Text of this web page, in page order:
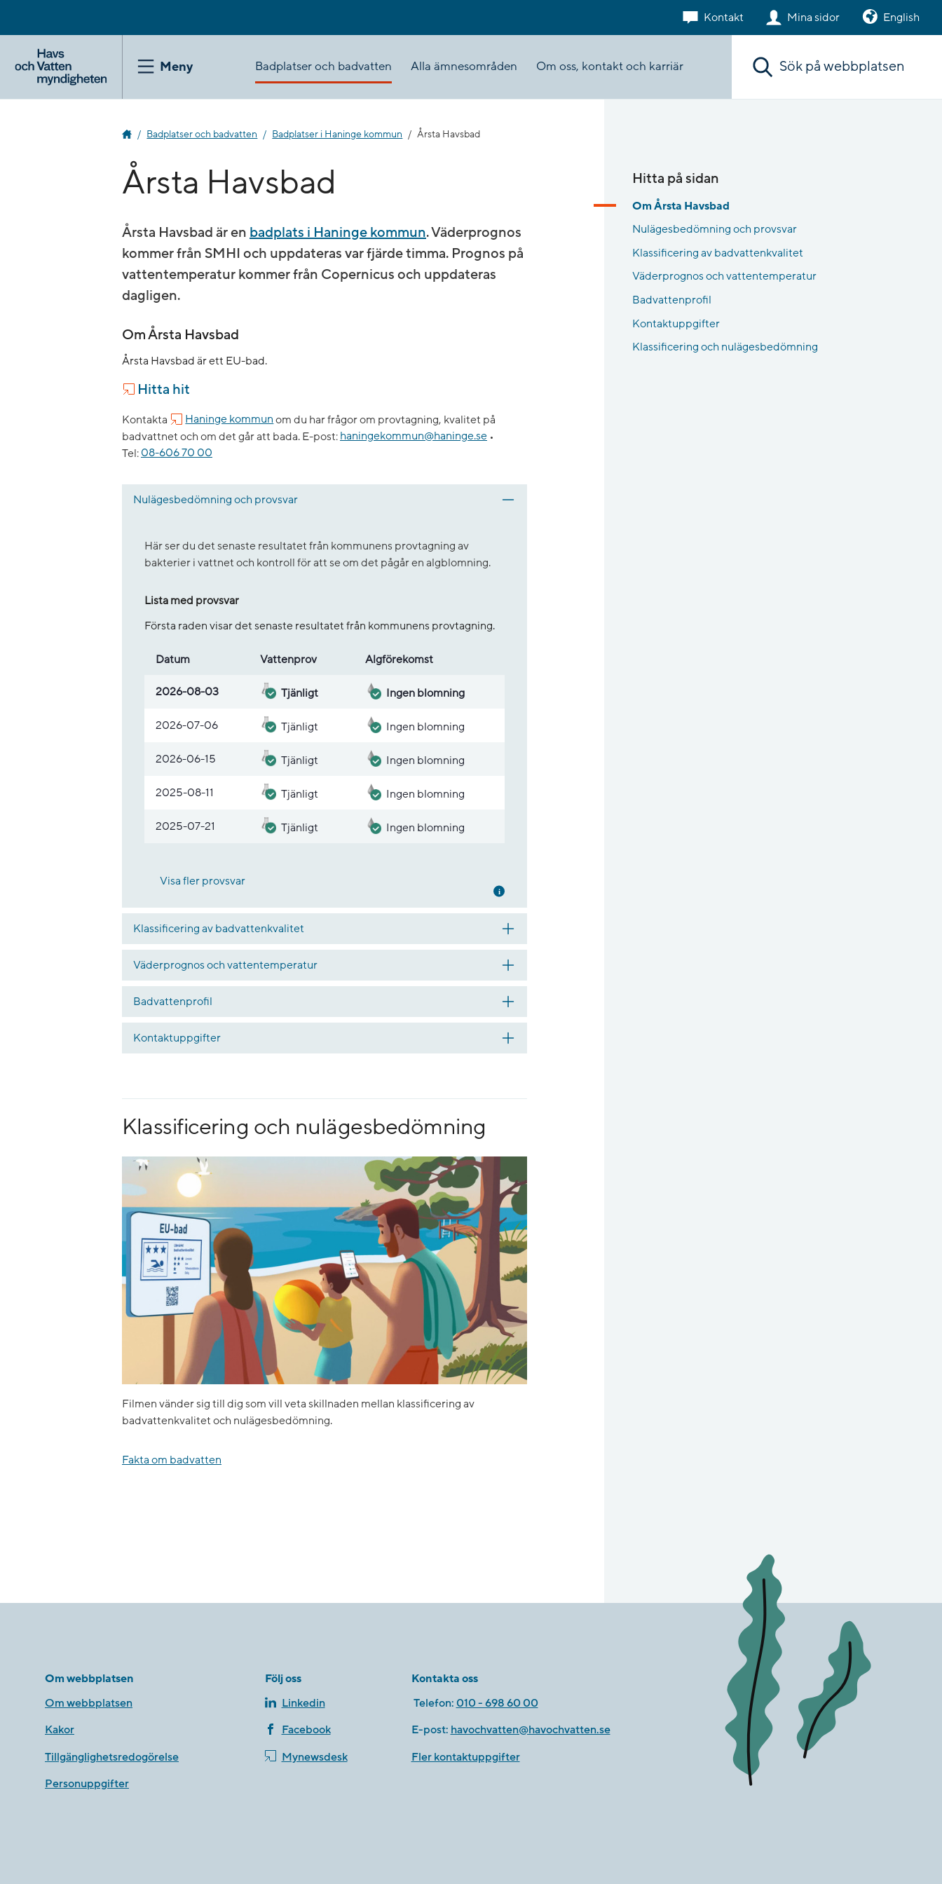
innehåll
Kontakt Mina sidor English
Meny Badplatser och badvatten Alla ämnesområden Om oss, kontakt och karriär
Badplatser och badvatten Badplatser i Haninge kommun Årsta Havsbad
Årsta Havsbad
Årsta Havsbad är en badplats i Haninge kommun. Väderprognos
kommer från SMHI och uppdateras var fjärde timma. Prognos på
vatten­temperatur kommer från Copernicus och uppdateras
dagligen.
Om Årsta Havsbad
Årsta Havsbad är ett EU-bad.
Hitta hit
Kontakta Haninge kommun om du har frågor om provtagning, kvalitet på
badvattnet och om det går att bada. E-post: haningekommun@haninge.se •
Tel: 08-606 70 00
Nulägesbedömning och provsvar
Här ser du det senaste resultatet från kommunens provtagning av
bakterier i vattnet och kontroll för att se om det pågår en algblomning.
Lista med provsvar
Första raden visar det senaste resultatet från kommunens provtagning.
Datum Vatten­prov Alg­före­komst
2026-08-03 Tjänligt Ingen blomning
2026-07-06 Tjänligt Ingen blomning
2026-06-15 Tjänligt Ingen blomning
2025-08-11 Tjänligt Ingen blomning
2025-07-21 Tjänligt Ingen blomning
Visa fler provsvar Mer information
Klassificering av badvattenkvalitet
Väderprognos och vattentemperatur
Badvattenprofil
Kontaktuppgifter
Klassificering och nulägesbedömning
Filmen vänder sig till dig som vill veta skillnaden mellan klassificering av
badvattenkvalitet och nulägesbedömning.
Fakta om badvatten
Hitta på sidan
Om Årsta Havsbad
Nulägesbedömning och provsvar
Klassificering av badvattenkvalitet
Väderprognos och vattentemperatur
Badvattenprofil
Kontaktuppgifter
Klassificering och nulägesbedömning
Om webbplatsen
Om webbplatsen
Kakor
Tillgänglighetsredogörelse
Personuppgifter
Följ oss
Linkedin
Facebook
Mynewsdesk
Kontakta oss
Telefon: 010 - 698 60 00
E-post: havochvatten@havochvatten.se
Fler kontaktuppgifter